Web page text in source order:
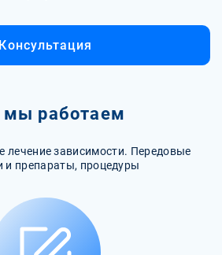
Консультация
мы работаем
лечение зависимости. Передовые
и препараты, процедуры